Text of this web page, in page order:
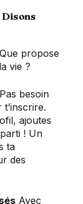
Disons
propose
vie ?
Pas besoin
ajoutes
! Un
ta
des
Avec